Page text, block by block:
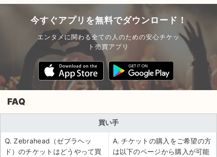
今すぐアプリを無料でダウンロード！
エンタメに関わる全ての人のための安心チケッ
ト売買アプリ
FAQ
買い手
Q. Zebrahead（ゼブラヘッ
ド）のチケットはどうやって買
A. チケットの購入をご希望の方
は以下のページから購入が可能